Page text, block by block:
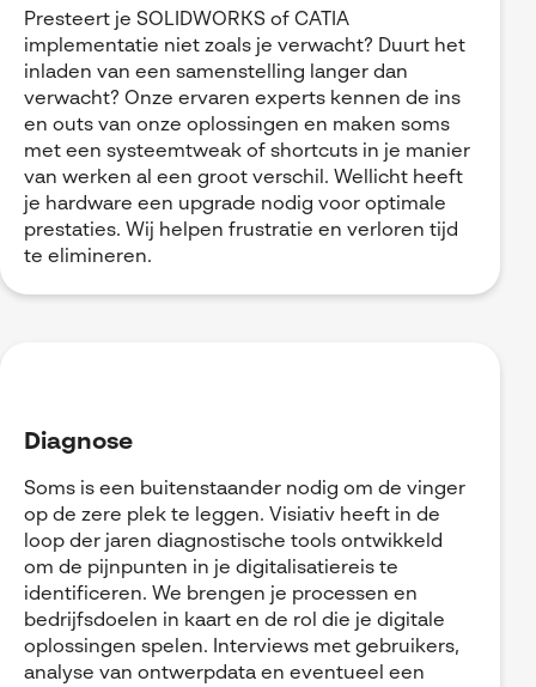
Presteert je SOLIDWORKS of CATIA
implementatie niet zoals je verwacht? Duurt het
inladen van een samenstelling langer dan
verwacht? Onze ervaren experts kennen de ins
en outs van onze oplossingen en maken soms
met een systeemtweak of shortcuts in je manier
van werken al een groot verschil. Wellicht heeft
je hardware een upgrade nodig voor optimale
prestaties. Wij helpen frustratie en verloren tijd
te elimineren.
Diagnose
Soms is een buitenstaander nodig om de vinger
op de zere plek te leggen. Visiativ heeft in de
loop der jaren diagnostische tools ontwikkeld
om de pijnpunten in je digitalisatiereis te
identificeren. We brengen je processen en
bedrijfsdoelen in kaart en de rol die je digitale
oplossingen spelen. Interviews met gebruikers,
analyse van ontwerpdata en eventueel een